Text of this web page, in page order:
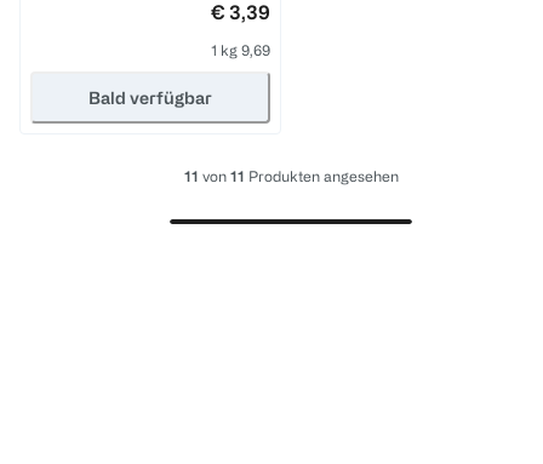
€ 3,39
1 kg 9,69
Bald verfügbar
11 von11 Produkten angesehen